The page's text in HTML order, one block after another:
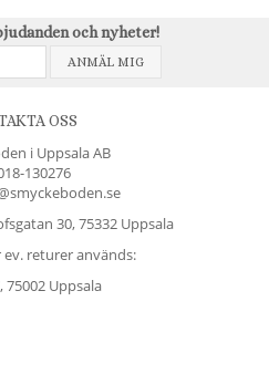
och nyheter!
ANMÄL MIG
OSS
i Uppsala AB
130276
30, 75332 Uppsala
ev. returer används:
75002 Uppsala